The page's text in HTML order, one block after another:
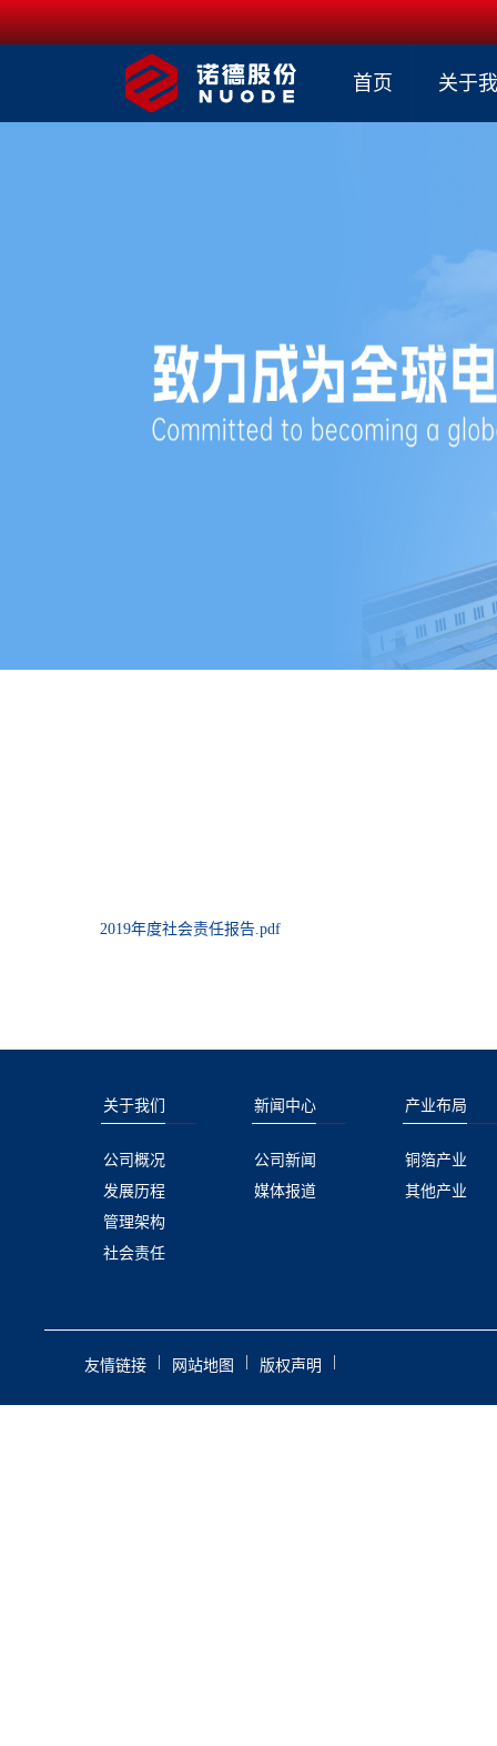
首页 关于
2019年度社会责任报告.pdf
关于我们
公司概况
发展历程
管理架构
社会责任
新闻中心
公司新闻
媒体报道
产业布局
铜箔产业
其他产业
友情链接 网站地图 版权声明